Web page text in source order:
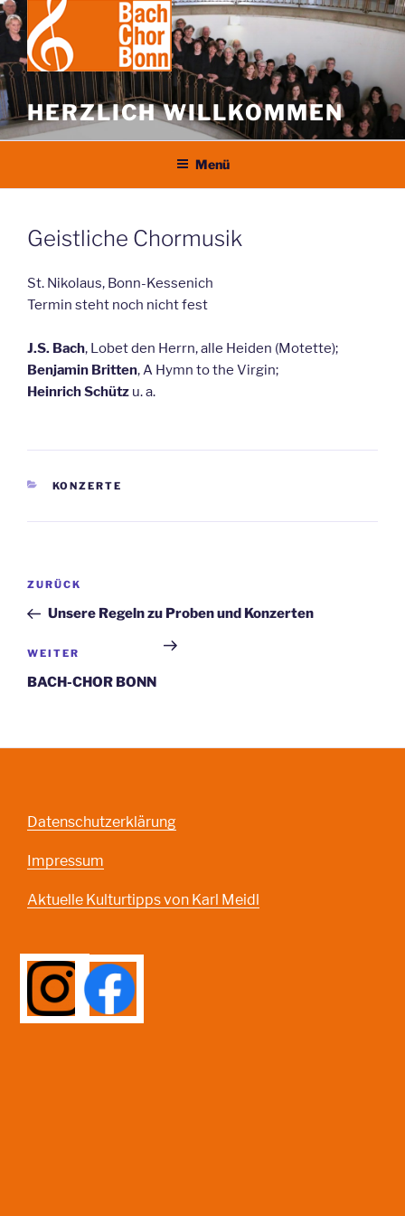
Zum
Inhalt
springen
HERZLICH WILLKOMMEN
Menü
Geistliche Chormusik
St. Nikolaus, Bonn-Kessenich
Termin steht noch nicht fest
J.S. Bach, Lobet den Herrn, alle Heiden (Motette);
Benjamin Britten, A Hymn to the Virgin;
Heinrich Schütz u. a.
KATEGORIEN
KONZERTE
Beitragsnavigation
Vorheriger
Beitrag
ZURÜCK
Unsere Regeln zu Proben und Konzerten
Nächster
Beitrag
WEITER
BACH-CHOR BONN
Datenschutzerklärung
Impressum
Aktuelle Kulturtipps von Karl Meidl